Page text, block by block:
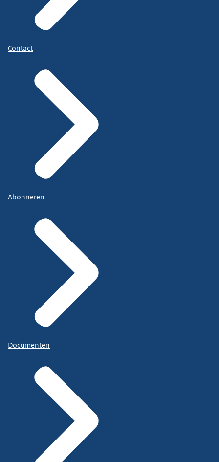
Contact
Abonneren
Documenten